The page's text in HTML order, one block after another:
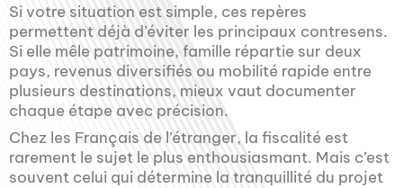
Si votre situation est simple, ces repères
permettent déjà d’éviter les principaux contresens.
Si elle mêle patrimoine, famille répartie sur deux
pays, revenus diversifiés ou mobilité rapide entre
plusieurs destinations, mieux vaut documenter
chaque étape avec précision.
Chez les Français de l’étranger, la fiscalité est
rarement le sujet le plus enthousiasmant. Mais c’est
souvent celui qui détermine la tranquillité du projet